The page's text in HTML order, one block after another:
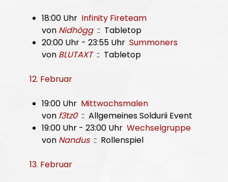
18:00 Uhr Infinity Fireteam
von Nidhögg:: Tabletop
20:00 Uhr - 23:55 Uhr Summoners
von BLUTAXT:: Tabletop
12. Februar
19:00 Uhr Mittwochsmalen
von f3tz0:: Allgemeines Soldurii Event
19:00 Uhr - 23:00 Uhr Wechselgruppe
von Nandus:: Rollenspiel
13. Februar